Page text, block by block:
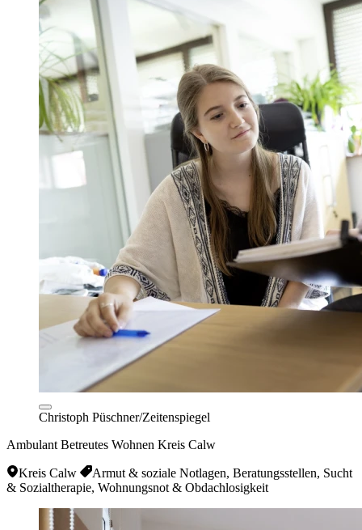
Christoph Püschner/Zeitenspiegel
Ambulant Betreutes Wohnen Kreis Calw
Kreis Calw
Armut & soziale Notlagen, Beratungsstellen, Sucht
& Sozialtherapie, Wohnungsnot & Obdachlosigkeit